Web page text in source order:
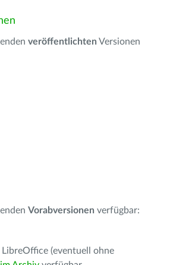
veröffentlichten Versionen
Vorabversionen verfügbar:
(eventuell ohne